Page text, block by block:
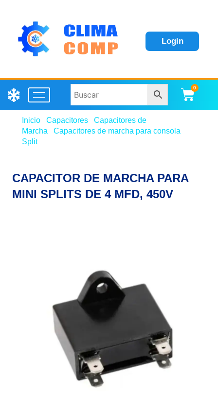
Login
0
Inicio Capacitores
Capacitores de
Marcha
Capacitores de marcha para consola
Split/ CAPACITOR DE MARCHA PARA MINI SPLITS
CAPACITOR DE MARCHA PARA
MINI SPLITS DE 4 MFD, 450V